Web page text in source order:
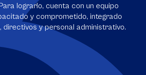
lograrlo, cuenta con un equipo
y comprometido, integrado
y personal administrativo.